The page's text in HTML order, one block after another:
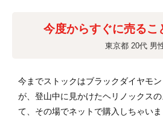
今度からすぐに売るこ
東京都 20代 男
今までストックはブラックダイヤモ
が、登山中に見かけたヘリノックス
て、その場でネットで購入しちゃい